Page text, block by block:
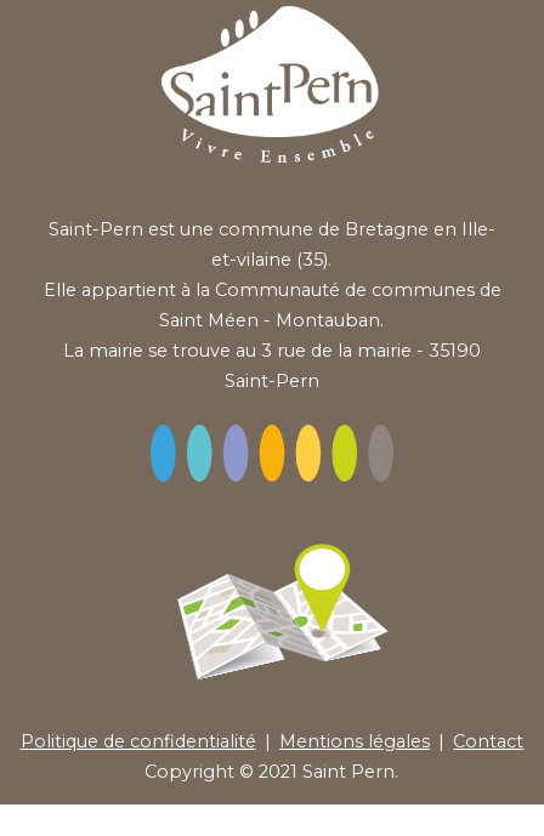
Saint-Pern est une commune de Bretagne en Ille-
et-vilaine (35).
Elle appartient à la Communauté de communes de
Saint Méen - Montauban.
La mairie se trouve au 3 rue de la mairie - 35190
Saint-Pern
Copyright © 2021Saint Pern.
Politique de confidentialité Mentions légales Contact